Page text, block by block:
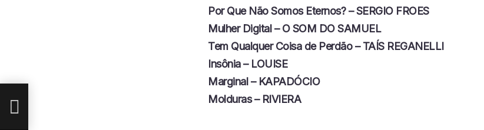
Por Que Não Somos Eternos? – SERGIO FROES
Mulher Digital – O SOM DO SAMUEL
Tem Qualquer Coisa de Perdão – TAÍS REGANELLI
Insônia – LOUISE
Marginal – KAPADÓCIO
Molduras – RIVIERA